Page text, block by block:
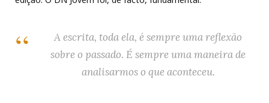
A escrita, toda ela, é sempre uma reflexão
sobre o passado. É sempre uma maneira de
analisarmos o que aconteceu.